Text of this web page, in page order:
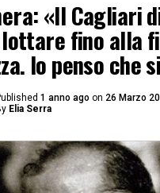
«Il Cagliari
fino alla
Io penso che
1 anno ago on 26 Marzo
Elia Serra